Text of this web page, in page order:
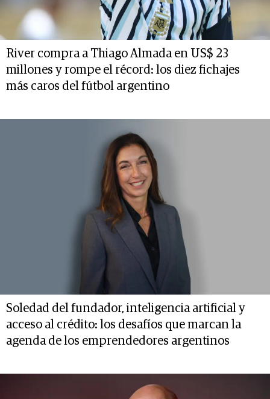
River compra a Thiago Almada en US$ 23
millones y rompe el récord: los diez fichajes
más caros del fútbol argentino
Soledad del fundador, inteligencia artificial y
acceso al crédito: los desafíos que marcan la
agenda de los emprendedores argentinos